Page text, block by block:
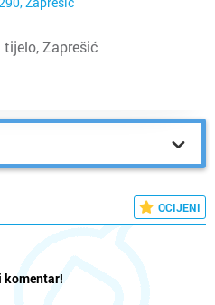
Zaprešić
OCIJENI
komentar!